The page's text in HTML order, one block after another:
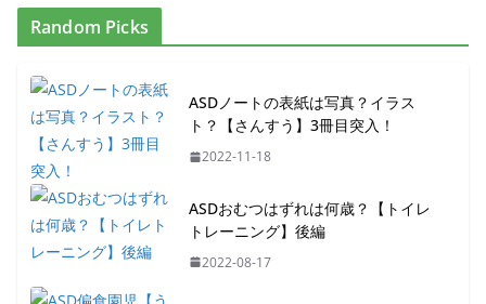
Random Picks
ASDノートの表紙は写真？イラス
ト？【さんすう】3冊目突入！
2022-11-18
ASDおむつはずれは何歳？【トイレ
トレーニング】後編
2022-08-17